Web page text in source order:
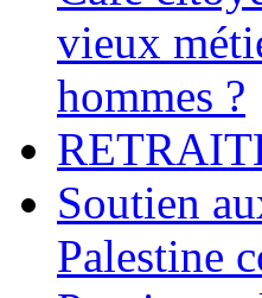
vieux
hommes ?
Soutien
Palestine